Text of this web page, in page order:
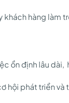
khách hàng làm
ổn định lâu dài,
hội phát triển và